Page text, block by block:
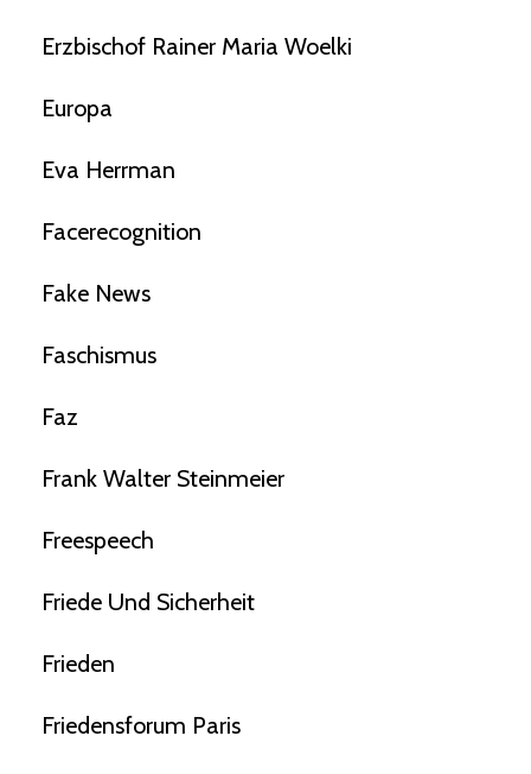
Erzbischof Rainer Maria Woelki
Europa
Eva Herrman
Facerecognition
Fake News
Faschismus
Faz
Frank Walter Steinmeier
Freespeech
Friede Und Sicherheit
Frieden
Friedensforum Paris